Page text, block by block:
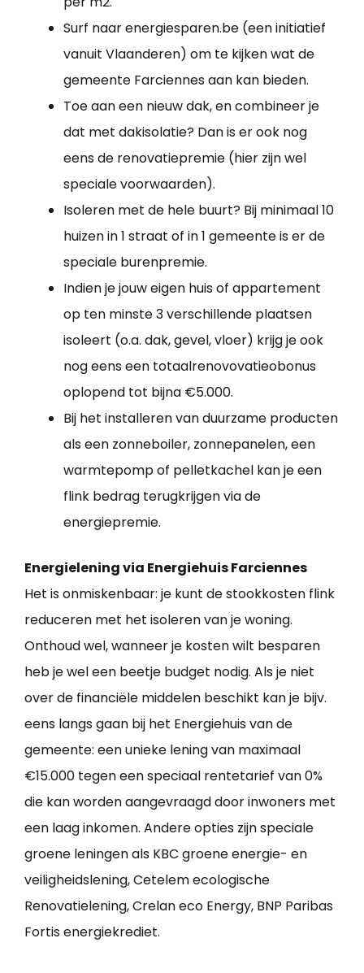
Surf naar energiesparen.be (een initiatief
vanuit Vlaanderen) om te kijken wat de
gemeente Farciennes aan kan bieden.
Toe aan een nieuw dak, en combineer je
dat met dakisolatie? Dan is er ook nog
eens de renovatiepremie (hier zijn wel
speciale voorwaarden).
Isoleren met de hele buurt? Bij minimaal 10
huizen in 1 straat of in 1 gemeente is er de
speciale burenpremie.
Indien je jouw eigen huis of appartement
op ten minste 3 verschillende plaatsen
isoleert (o.a. dak, gevel, vloer) krijg je ook
nog eens een totaalrenovovatieobonus
oplopend tot bijna €5.000.
Bij het installeren van duurzame producten
als een zonneboiler, zonnepanelen, een
warmtepomp of pelletkachel kan je een
flink bedrag terugkrijgen via de
energiepremie.
Energielening via Energiehuis Farciennes
Het is onmiskenbaar: je kunt de stookkosten flink
reduceren met het isoleren van je woning.
Onthoud wel, wanneer je kosten wilt besparen
heb je wel een beetje budget nodig. Als je niet
over de financiële middelen beschikt kan je bijv.
eens langs gaan bij het Energiehuis van de
gemeente: een unieke lening van maximaal
€15.000 tegen een speciaal rentetarief van 0%
die kan worden aangevraagd door inwoners met
een laag inkomen. Andere opties zijn speciale
groene leningen als KBC groene energie- en
veiligheidslening, Cetelem ecologische
Renovatielening, Crelan eco Energy, BNP Paribas
Fortis energiekrediet.